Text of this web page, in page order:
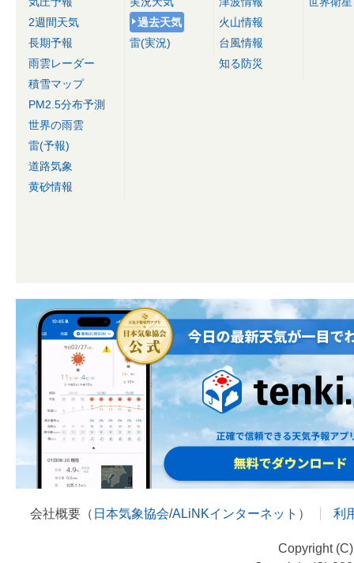
2週間天気
長期予報
雨雲レーダー
積雪マップ
PM2.5分布予測
世界の雨雲
雷(予報)
道路気象
黄砂情報
過去天気
雷(実況)
火山情報
台風情報
知る防災
会社概要（ 日本気象協会/ALiNKインターネット ） 利
Copyright